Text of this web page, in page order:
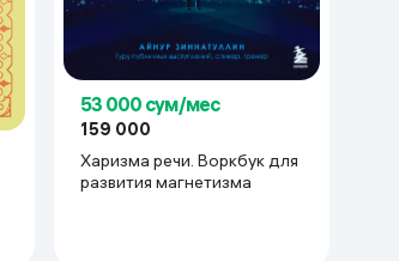
53 000 сум/мес
159 000
Харизма речи. Воркбук для
развития магнетизма